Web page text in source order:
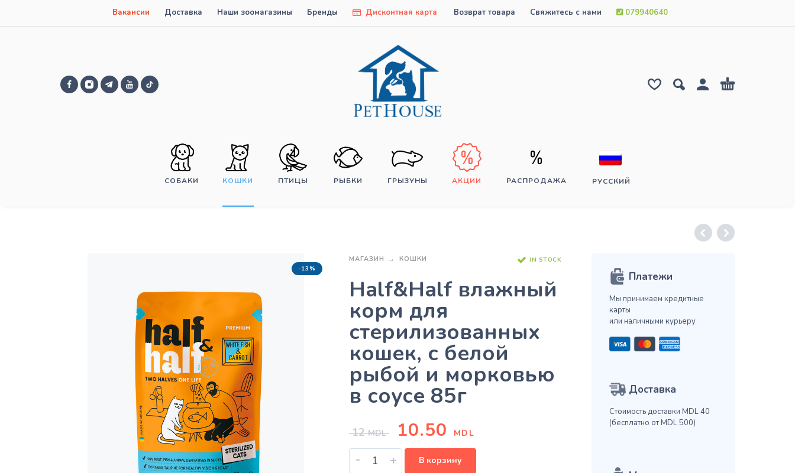
Вакансии Доставка Наши зоомагазины Бренды Дисконтная карта Возврат товара Свяжитесь с нами 079940640
СОБАКИ КОШКИ ПТИЦЫ РЫБКИ ГРЫЗУНЫ АКЦИИ РАСПРОДАЖА РУССКИЙ
-13%
МАГАЗИН КОШКИ IN STOCK
Half&Half влажный
корм для
стерилизованных
кошек, с белой
рыбой и морковью
в соусе 85г
12MDL 10.50 MDL
- + В корзину
Платежи
Мы принимаем кредитные
карты
или наличными курьеру
Доставка
Стоимость доставки MDL 40
(бесплатно от MDL 500)